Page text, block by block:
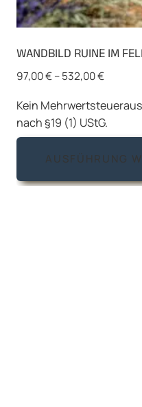
WANDBILD RUINE IM
97,00€–532,00€
Kein
nach §19 (1) UStG.
AUSFÜHRUNG